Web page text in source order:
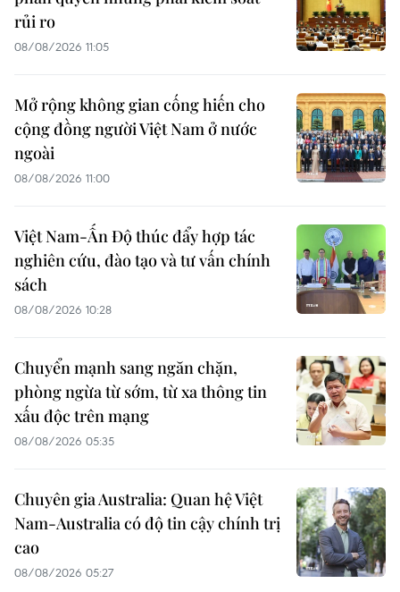
rủi ro
08/08/2026 11:05
Mở rộng không gian cống hiến cho
cộng đồng người Việt Nam ở nước
ngoài
08/08/2026 11:00
Việt Nam-Ấn Độ thúc đẩy hợp tác
nghiên cứu, đào tạo và tư vấn chính
sách
08/08/2026 10:28
Chuyển mạnh sang ngăn chặn,
phòng ngừa từ sớm, từ xa thông tin
xấu độc trên mạng
08/08/2026 05:35
Chuyên gia Australia: Quan hệ Việt
Nam-Australia có độ tin cậy chính trị
cao
08/08/2026 05:27